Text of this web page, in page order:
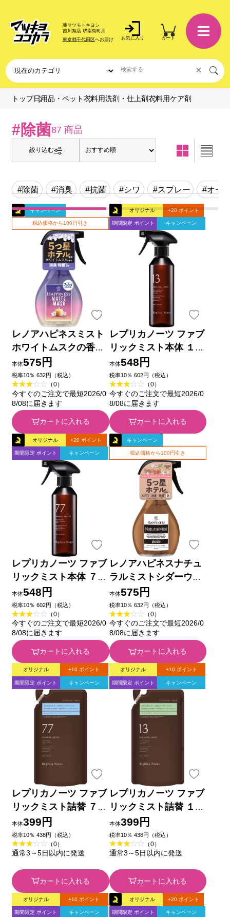
薬マツモトキヨシ
吉川旭店 堺南島町店
東京都千代田区へお届け お気に入り カート
×
トップ日用品・ペット 衣料用洗剤・仕上剤 衣料用ケア剤
#除菌87 商品
絞り込む
#除菌 #消臭 #抗菌 #シワ #スプレー #オー
キャンペーン
税込価格から100円引き
レノアハピネスミスト
ホワイトムスクの香り
本体 ３７０ｍＬ Ｐ＆
Ｇジャパン
本体575円
税率10％ 632円（税込）
（0）
今すぐのご注文で最短2026/0
8/08に届きます
カートに入れる
オリジナル +20 ポイント
期間限定 ポイント キャンペーン
レプリカノーツ ファブ
リックミスト本体 １３
３００ｍｌ
本体548円
税率10％ 602円（税込）
（0）
今すぐのご注文で最短2026/0
8/08に届きます
カートに入れる
オリジナル +20 ポイント
期間限定 ポイント キャンペーン
レプリカノーツ ファブ
リックミスト本体 ７７
３００ｍｌ
本体548円
税率10％ 602円（税込）
（0）
今すぐのご注文で最短2026/0
8/08に届きます
カートに入れる
キャンペーン
税込価格から100円引き
レノアハピネスナチュ
ラルミストシダーウッ
ド本体 ３７０ｍＬ Ｐ
＆Ｇジャパン
本体575円
税率10％ 632円（税込）
（0）
今すぐのご注文で最短2026/0
8/08に届きます
カートに入れる
オリジナル +10 ポイント
期間限定 ポイント キャンペーン
レプリカノーツ ファブ
リックミスト詰替 ７７
２８０ｍｌ
本体399円
税率10％ 438円（税込）
（0）
通常3～5日以内に発送
カートに入れる
オリジナル +10 ポイント
期間限定 ポイント キャンペーン
レプリカノーツ ファブ
リックミスト詰替 １３
２８０ｍｌ
本体399円
税率10％ 438円（税込）
（0）
通常3～5日以内に発送
カートに入れる
オリジナル +10 ポイント
期間限定 ポイント キャンペーン
オリジナル +20 ポイント
期間限定 ポイント キャンペーン